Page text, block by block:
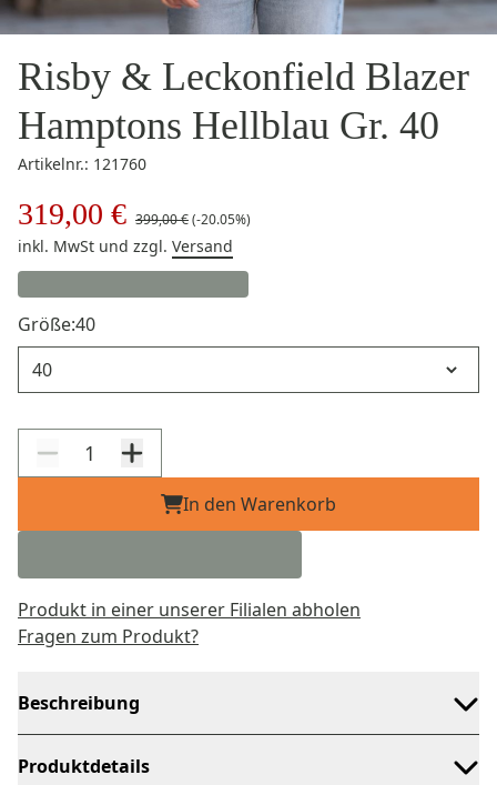
Risby & Leckonfield Blazer
Hamptons Hellblau Gr. 40
Artikelnr.: 121760
319,00 € 399,00 €(-20.05%)
inkl. MwSt und zzgl. Versand
Größe:40
In den Warenkorb
Produkt in einer unserer Filialen abholen
Fragen zum Produkt?
Beschreibung
Produktdetails